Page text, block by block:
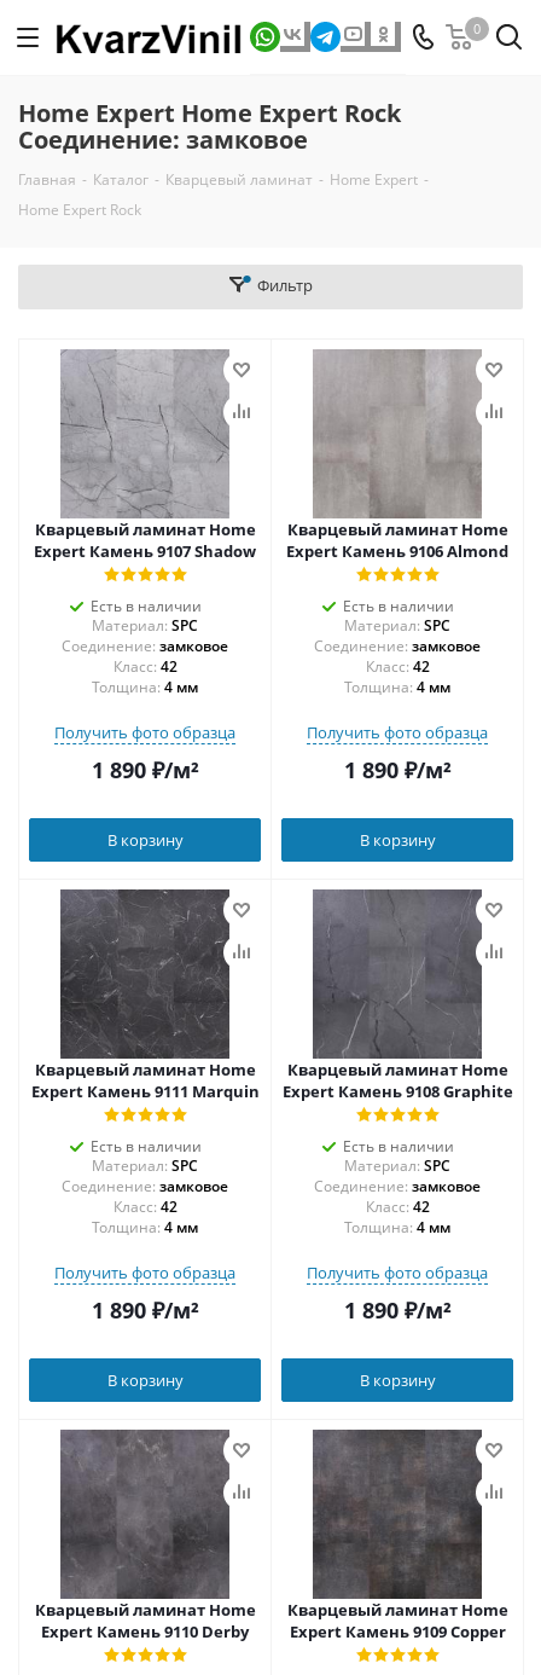
0
Home Expert Home Expert Rock
Соединение: замковое
Главная - Каталог - Кварцевый ламинат - Home Expert -
Home Expert Rock
Фильтр
Кварцевый ламинат Home
Expert Камень 9107 Shadow
Есть в наличии
Материал: SPC
Соединение: замковое
42
Толщина: 4 мм
Получить фото образца
1 890₽/м²
В корзину
Кварцевый ламинат Home
Expert Камень 9106 Almond
Есть в наличии
Материал: SPC
Соединение: замковое
42
Толщина: 4 мм
Получить фото образца
1 890₽/м²
В корзину
Кварцевый ламинат Home
Expert Камень 9111 Marquin
Есть в наличии
Материал: SPC
Соединение: замковое
42
Толщина: 4 мм
Получить фото образца
1 890₽/м²
В корзину
Кварцевый ламинат Home
Expert Камень 9108 Graphite
Есть в наличии
Материал: SPC
Соединение: замковое
42
Толщина: 4 мм
Получить фото образца
1 890₽/м²
В корзину
Кварцевый ламинат Home
Expert Камень 9110 Derby
Кварцевый ламинат Home
Expert Камень 9109 Copper